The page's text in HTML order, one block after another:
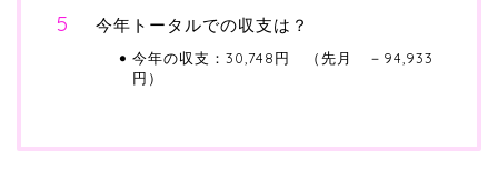
今年トータルでの収支は？
今年の収支：30,748円 （先月 －94,933
円）